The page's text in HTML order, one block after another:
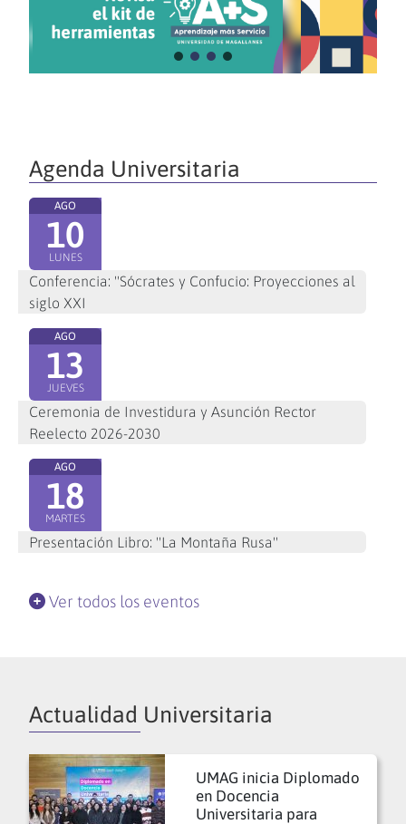
Agenda Universitaria
AGO
10
LUNES
Conferencia: "Sócrates y Confucio: Proyecciones al
siglo XXI
AGO
13
JUEVES
Ceremonia de Investidura y Asunción Rector
Reelecto 2026-2030
AGO
18
MARTES
Presentación Libro: "La Montaña Rusa"
Ver todos los eventos
Actualidad Universitaria
UMAG inicia Diplomado
en Docencia
Universitaria para